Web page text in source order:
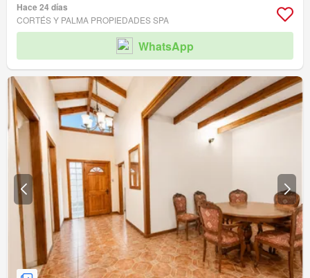
Hace 24 días
CORTÉS Y PALMA PROPIEDADES SPA
WhatsApp